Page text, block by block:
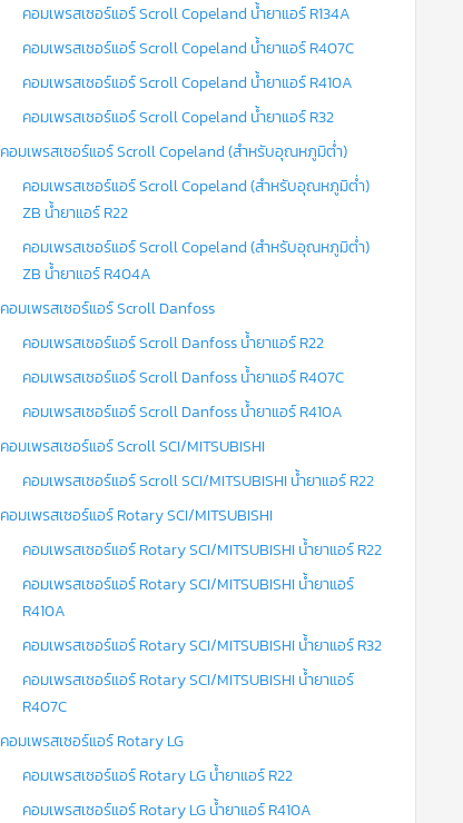
คอมเพรสเซอร์แอร์ Scroll Copeland น้ำยาแอร์ R134A
คอมเพรสเซอร์แอร์ Scroll Copeland น้ำยาแอร์ R407C
คอมเพรสเซอร์แอร์ Scroll Copeland น้ำยาแอร์ R410A
คอมเพรสเซอร์แอร์ Scroll Copeland น้ำยาแอร์ R32
คอมเพรสเซอร์แอร์ Scroll Copeland (สำหรับอุณหภูมิต่ำ)
คอมเพรสเซอร์แอร์ Scroll Copeland (สำหรับอุณหภูมิต่ำ)
ZB น้ำยาแอร์ R22
คอมเพรสเซอร์แอร์ Scroll Copeland (สำหรับอุณหภูมิต่ำ)
ZB น้ำยาแอร์ R404A
คอมเพรสเซอร์แอร์ Scroll Danfoss
คอมเพรสเซอร์แอร์ Scroll Danfoss น้ำยาแอร์ R22
คอมเพรสเซอร์แอร์ Scroll Danfoss น้ำยาแอร์ R407C
คอมเพรสเซอร์แอร์ Scroll Danfoss น้ำยาแอร์ R410A
คอมเพรสเซอร์แอร์ Scroll SCI/MITSUBISHI
คอมเพรสเซอร์แอร์ Scroll SCI/MITSUBISHI น้ำยาแอร์ R22
คอมเพรสเซอร์แอร์ Rotary SCI/MITSUBISHI
คอมเพรสเซอร์แอร์ Rotary SCI/MITSUBISHI น้ำยาแอร์ R22
คอมเพรสเซอร์แอร์ Rotary SCI/MITSUBISHI น้ำยาแอร์
R410A
คอมเพรสเซอร์แอร์ Rotary SCI/MITSUBISHI น้ำยาแอร์ R32
คอมเพรสเซอร์แอร์ Rotary SCI/MITSUBISHI น้ำยาแอร์
R407C
คอมเพรสเซอร์แอร์ Rotary LG
คอมเพรสเซอร์แอร์ Rotary LG น้ำยาแอร์ R22
คอมเพรสเซอร์แอร์ Rotary LG น้ำยาแอร์ R410A